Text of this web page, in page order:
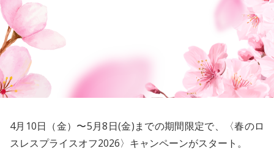
4月10日（金）〜5月8日(金)までの期間限定で、〈春のロ
スレスプライスオフ2026〉キャンペーンがスタート。